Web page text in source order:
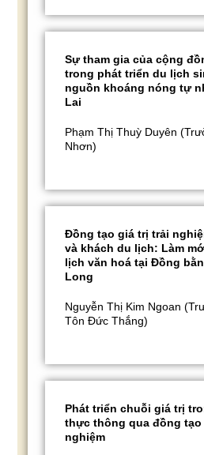
Sự tham gia của cộng
trong phát triển du lịch
nguồn khoáng nóng tự
Lai
Phạm Thị Thuỳ Duyên
Nhơn)
Đồng tạo giá trị trải
và khách du lịch: Làm
lịch văn hoá tại Đồng
Long
Nguyễn Thị Kim Ngoan
Tôn Đức Thắng)
Phát triển chuỗi giá trị
thực thông qua đồng tạo
nghiệm